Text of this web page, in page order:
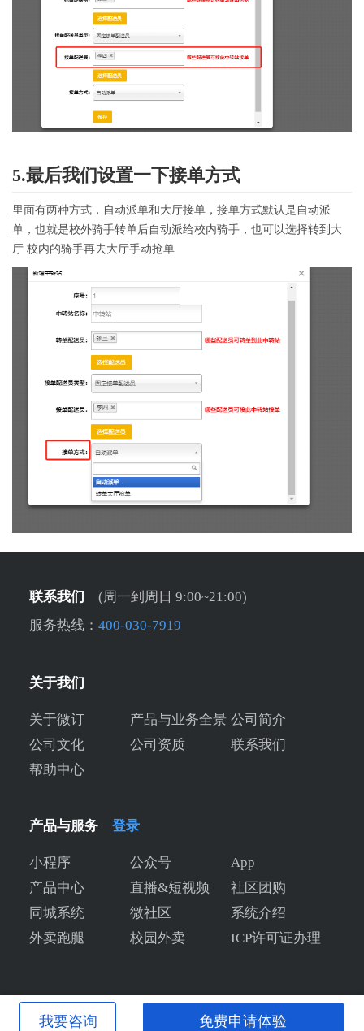
5.最后我们设置一下接单方式
里面有两种方式，自动派单和大厅接单，接单方式默认是自动派
单，也就是校外骑手转单后自动派给校内骑手，也可以选择转到大
厅 校内的骑手再去大厅手动抢单
联系我们
(周一到周日 9:00~21:00)
服务热线： 400-030-7919
关于我们
关于微订 产品与业务全景 公司简介
公司文化
公司资质
联系我们
帮助中心
产品与服务 登录
小程序 公众号
App
产品中心
直播&短视频
社区团购
同城系统
微社区
系统介绍
外卖跑腿
校园外卖 ICP许可证办理
我要咨询 免费申请体验